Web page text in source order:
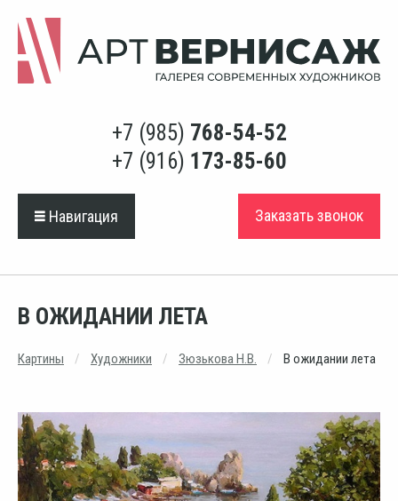
+7 (985) 768-54-52
+7 (916) 173-85-60
Навигация Заказать звонок
В ОЖИДАНИИ ЛЕТА
Картины Художники Зюзькова Н.В. В ожидании лета